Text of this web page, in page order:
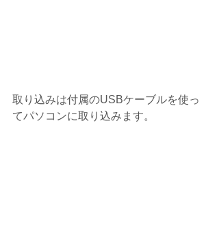
取り込みは付属のUSBケーブルを使っ
てパソコンに取り込みます。